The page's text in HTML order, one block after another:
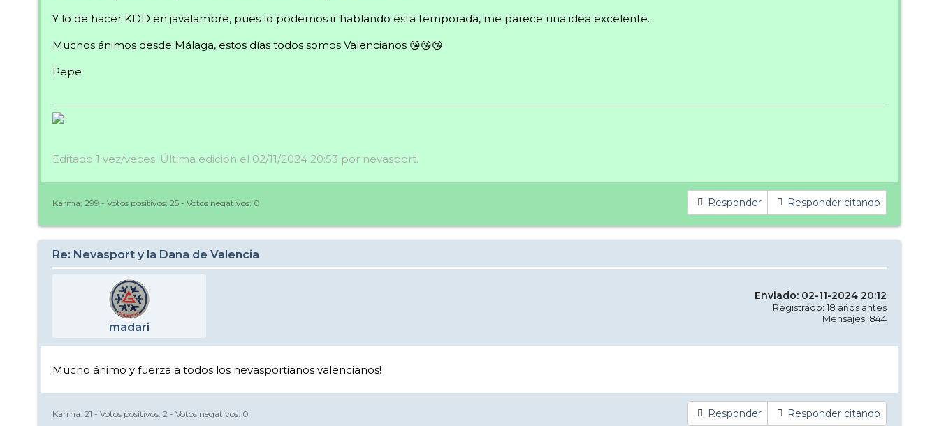
Y lo de hacer KDD en javalambre, pues lo podemos ir hablando esta temporada, me parece una idea excelente.
Muchos ánimos desde Málaga, estos días todos somos Valencianos 😘😘😘
Pepe
Editado 1 vez/veces. Última edición el 02/11/2024 20:53 por nevasport.
Responder Responder citando
Karma: 299 - Votos positivos: 25 - Votos negativos: 0
Re: Nevasport y la Dana de Valencia
madari
Enviado: 02-11-2024 20:12
Registrado: 18 años antes
Mensajes: 844
Mucho ánimo y fuerza a todos los nevasportianos valencianos!
Responder Responder citando
Karma: 21 - Votos positivos: 2 - Votos negativos: 0